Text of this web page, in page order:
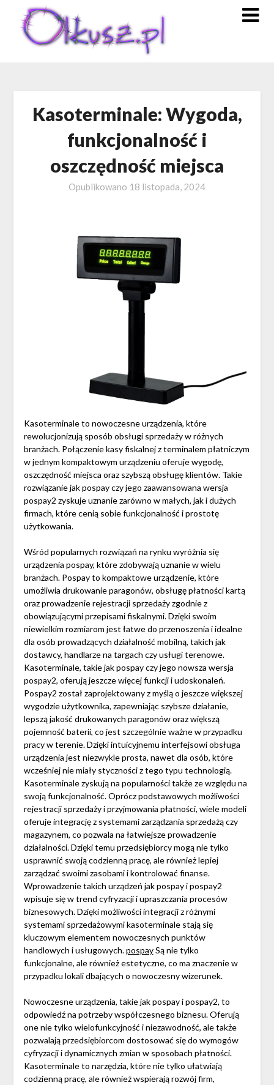
content
Kasoterminale: Wygoda,
funkcjonalność i
oszczędność miejsca
Opublikowano 18 listopada, 2024
Kasoterminale to nowoczesne urządzenia, które
rewolucjonizują sposób obsługi sprzedaży w różnych
branżach. Połączenie kasy fiskalnej z terminalem płatniczym
w jednym kompaktowym urządzeniu oferuje wygodę,
oszczędność miejsca oraz szybszą obsługę klientów. Takie
rozwiązanie jak pospay czy jego zaawansowana wersja
pospay2 zyskuje uznanie zarówno w małych, jak i dużych
firmach, które cenią sobie funkcjonalność i prostotę
użytkowania.
Wśród popularnych rozwiązań na rynku wyróżnia się
urządzenia pospay, które zdobywają uznanie w wielu
branżach. Pospay to kompaktowe urządzenie, które
umożliwia drukowanie paragonów, obsługę płatności kartą
oraz prowadzenie rejestracji sprzedaży zgodnie z
obowiązującymi przepisami fiskalnymi. Dzięki swoim
niewielkim rozmiarom jest łatwe do przenoszenia i idealne
dla osób prowadzących działalność mobilną, takich jak
dostawcy, handlarze na targach czy usługi terenowe.
Kasoterminale, takie jak pospay czy jego nowsza wersja
pospay2, oferują jeszcze więcej funkcji i udoskonaleń.
Pospay2 został zaprojektowany z myślą o jeszcze większej
wygodzie użytkownika, zapewniając szybsze działanie,
lepszą jakość drukowanych paragonów oraz większą
pojemność baterii, co jest szczególnie ważne w przypadku
pracy w terenie. Dzięki intuicyjnemu interfejsowi obsługa
urządzenia jest niezwykle prosta, nawet dla osób, które
wcześniej nie miały styczności z tego typu technologią.
Kasoterminale zyskują na popularności także ze względu na
swoją funkcjonalność. Oprócz podstawowych możliwości
rejestracji sprzedaży i przyjmowania płatności, wiele modeli
oferuje integrację z systemami zarządzania sprzedażą czy
magazynem, co pozwala na łatwiejsze prowadzenie
działalności. Dzięki temu przedsiębiorcy mogą nie tylko
usprawnić swoją codzienną pracę, ale również lepiej
zarządzać swoimi zasobami i kontrolować finanse.
Wprowadzenie takich urządzeń jak pospay i pospay2
wpisuje się w trend cyfryzacji i upraszczania procesów
biznesowych. Dzięki możliwości integracji z różnymi
systemami sprzedażowymi kasoterminale stają się
kluczowym elementem nowoczesnych punktów
handlowych i usługowych.pospaySą nie tylko
funkcjonalne, ale również estetyczne, co ma znaczenie w
przypadku lokali dbających o nowoczesny wizerunek.
Nowoczesne urządzenia, takie jak pospay i pospay2, to
odpowiedź na potrzeby współczesnego biznesu. Oferują
one nie tylko wielofunkcyjność i niezawodność, ale także
pozwalają przedsiębiorcom dostosować się do wymogów
cyfryzacji i dynamicznych zmian w sposobach płatności.
Kasoterminale to narzędzia, które nie tylko ułatwiają
codzienną pracę, ale również wspierają rozwój firm,